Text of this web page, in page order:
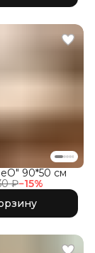
₽−15%
90*50 см